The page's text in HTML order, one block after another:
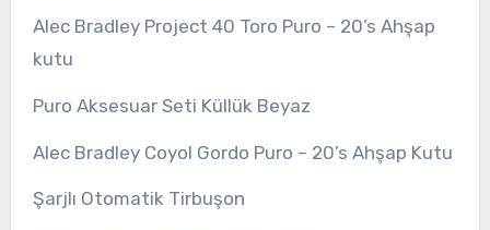
Alec Bradley Project 40 Toro Puro – 20’s Ahşap
kutu
Puro Aksesuar Seti Küllük Beyaz
Alec Bradley Coyol Gordo Puro – 20’s Ahşap Kutu
Şarjlı Otomatik Tirbuşon